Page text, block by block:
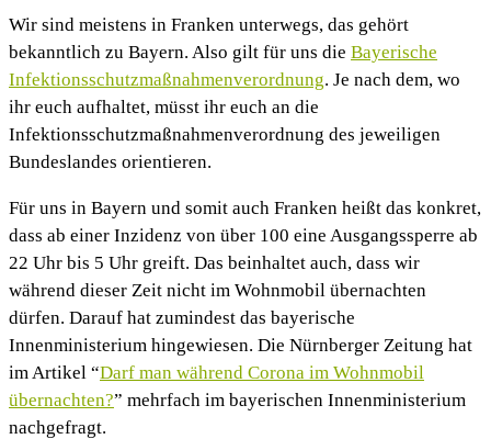
Wir sind meistens in Franken unterwegs, das gehört
bekanntlich zu Bayern. Also gilt für uns die Bayerische
Infektionsschutzmaßnahmenverordnung. Je nach dem, wo
ihr euch aufhaltet, müsst ihr euch an die
Infektionsschutzmaßnahmenverordnung des jeweiligen
Bundeslandes orientieren.
Für uns in Bayern und somit auch Franken heißt das konkret,
dass ab einer Inzidenz von über 100 eine Ausgangssperre ab
22 Uhr bis 5 Uhr greift. Das beinhaltet auch, dass wir
während dieser Zeit nicht im Wohnmobil übernachten
dürfen. Darauf hat zumindest das bayerische
Innenministerium hingewiesen. Die Nürnberger Zeitung hat
im Artikel “Darf man während Corona im Wohnmobil
übernachten?” mehrfach im bayerischen Innenministerium
nachgefragt.